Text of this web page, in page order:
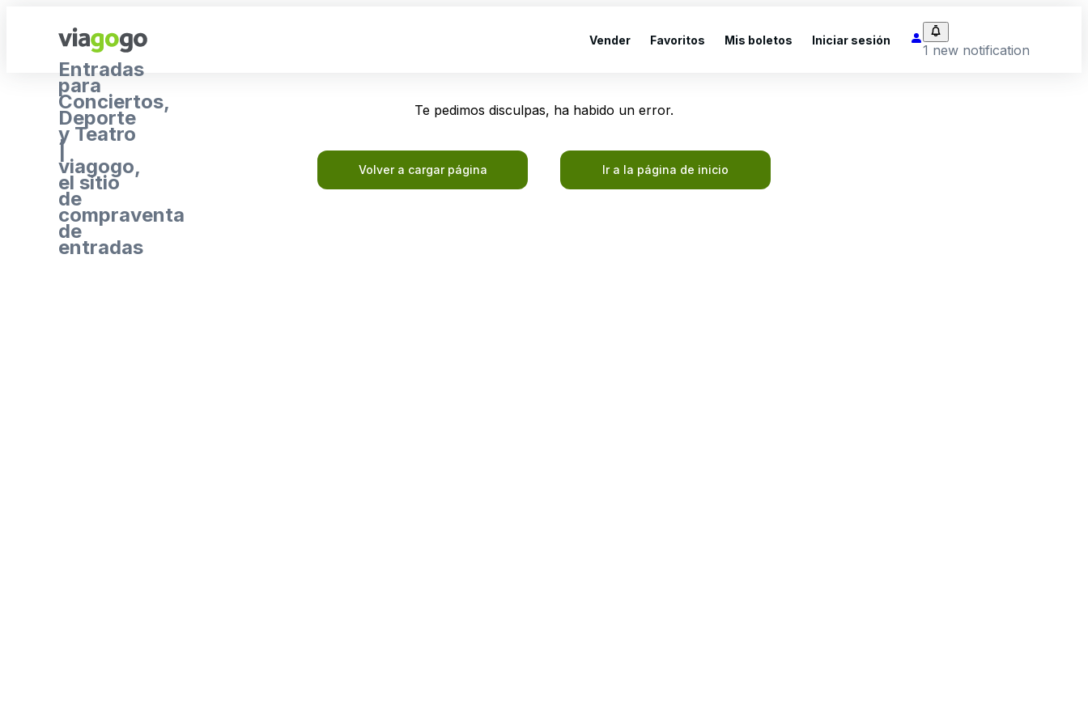
Entradas
para
Conciertos,
Deporte
y Teatro
|
viagogo,
el sitio
de
compraventa
de
entradas
Vender Favoritos Mis boletos Iniciar sesión
1 new notification
Te pedimos disculpas, ha habido un error.
Volver a cargar página Ir a la página de inicio